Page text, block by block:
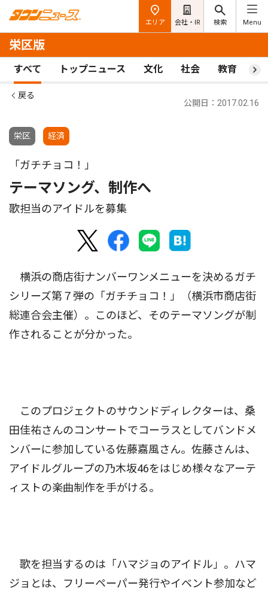
エリア 会社・IR 検索 Menu
栄区版
すべて トップニュース 文化 社会 教育 ス
戻る
栄区 経済
公開日：2017.02.16
「ガチチョコ！」
テーマソング、制作へ
歌担当のアイドルを募集
横浜の商店街ナンバーワンメニューを決めるガチ
シリーズ第７弾の「ガチチョコ！」（横浜市商店街
総連合会主催）。このほど、そのテーマソングが制
作されることが分かった。
このプロジェクトのサウンドディレクターは、桑
田佳祐さんのコンサートでコーラスとしてバンドメ
ンバーに参加している佐藤嘉風さん。佐藤さんは、
アイドルグループの乃木坂46をはじめ様々なアーテ
ィストの楽曲制作を手がける。
歌を担当するのは「ハマジョのアイドル」。ハマ
ジョとは、フリーペーパー発行やイベント参加など